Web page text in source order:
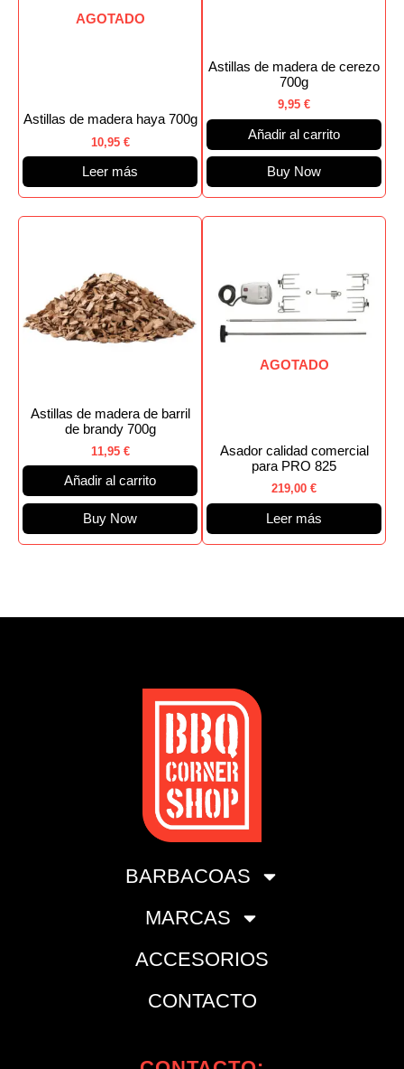
AGOTADO
Astillas de madera haya 700g
10,95 €
Leer más
Astillas de madera de cerezo
700g
9,95 €
Añadir al carrito
Buy Now
Astillas de madera de barril
de brandy 700g
11,95 €
Añadir al carrito
Buy Now
AGOTADO
Asador calidad comercial
para PRO 825
219,00 €
Leer más
BARBACOAS
MARCAS
ACCESORIOS
CONTACTO